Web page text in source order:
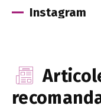
Instagram